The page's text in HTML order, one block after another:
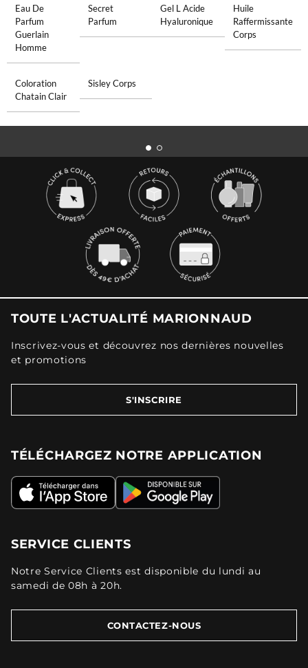
Eau De
Parfum
Guerlain
Homme
Secret
Parfum
Gel L Acide
Hyaluronique
Huile
Raffermissante
Corps
Coloration
Chatain Clair
Sisley Corps
TOUTE L'ACTUALITÉ MARIONNAUD
Inscrivez-vous et découvrez nos dernières nouvelles
et promotions
S'INSCRIRE
TÉLÉCHARGEZ NOTRE APPLICATION
SERVICE CLIENTS
Notre Service Clients est disponible du lundi au
samedi de 08h à 20h.
CONTACTEZ-NOUS